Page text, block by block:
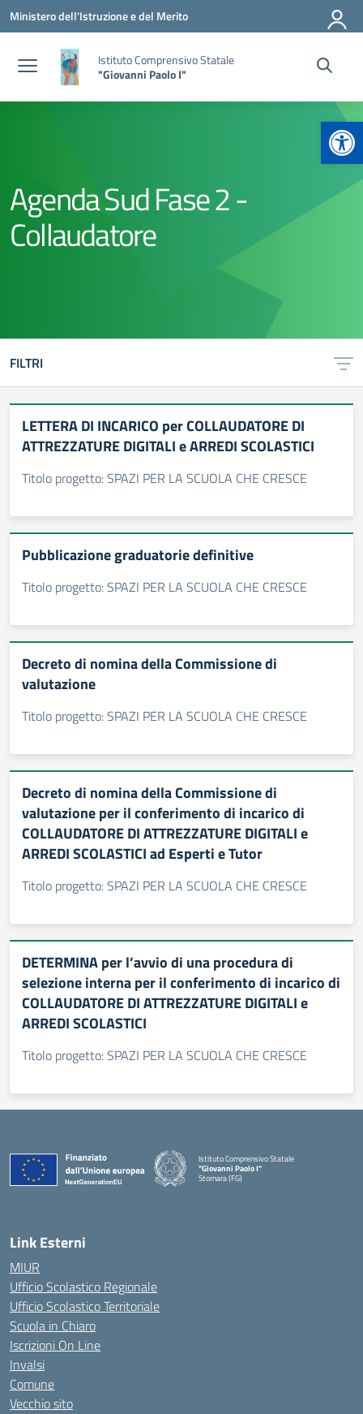
Vai ai contenuti
Vai al menu di navigazione
Vai al footer
Ministero dell'Istruzione e del Merito
Istituto Comprensivo Statale
"Giovanni Paolo I"
Agenda Sud Fase 2 -
Collaudatore
FILTRI
LETTERA DI INCARICO per COLLAUDATORE DI
ATTREZZATURE DIGITALI e ARREDI SCOLASTICI
Titolo progetto: SPAZI PER LA SCUOLA CHE CRESCE
Pubblicazione graduatorie definitive
Titolo progetto: SPAZI PER LA SCUOLA CHE CRESCE
Decreto di nomina della Commissione di
valutazione
Titolo progetto: SPAZI PER LA SCUOLA CHE CRESCE
Decreto di nomina della Commissione di
valutazione per il conferimento di incarico di
COLLAUDATORE DI ATTREZZATURE DIGITALI e
ARREDI SCOLASTICI ad Esperti e Tutor
Titolo progetto: SPAZI PER LA SCUOLA CHE CRESCE
DETERMINA per l’avvio di una procedura di
selezione interna per il conferimento di incarico di
COLLAUDATORE DI ATTREZZATURE DIGITALI e
ARREDI SCOLASTICI
Titolo progetto: SPAZI PER LA SCUOLA CHE CRESCE
Istituto Comprensivo Statale
"Giovanni Paolo I"
Stornara (FG)
Link Esterni
MIUR
Ufficio Scolastico Regionale
Ufficio Scolastico Territoriale
Scuola in Chiaro
Iscrizioni On Line
Invalsi
Comune
Vecchio sito